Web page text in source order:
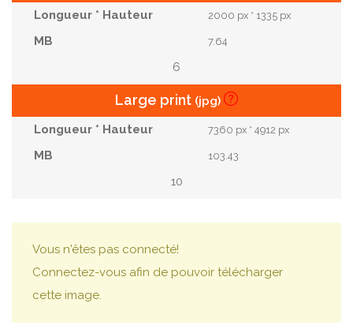
2000 px * 1335 px
7.64
6
Large print (jpg)
7360 px * 4912 px
103.43
10
Vous n'êtes pas connecté!
Connectez-vous afin de pouvoir télécharger
cette image.